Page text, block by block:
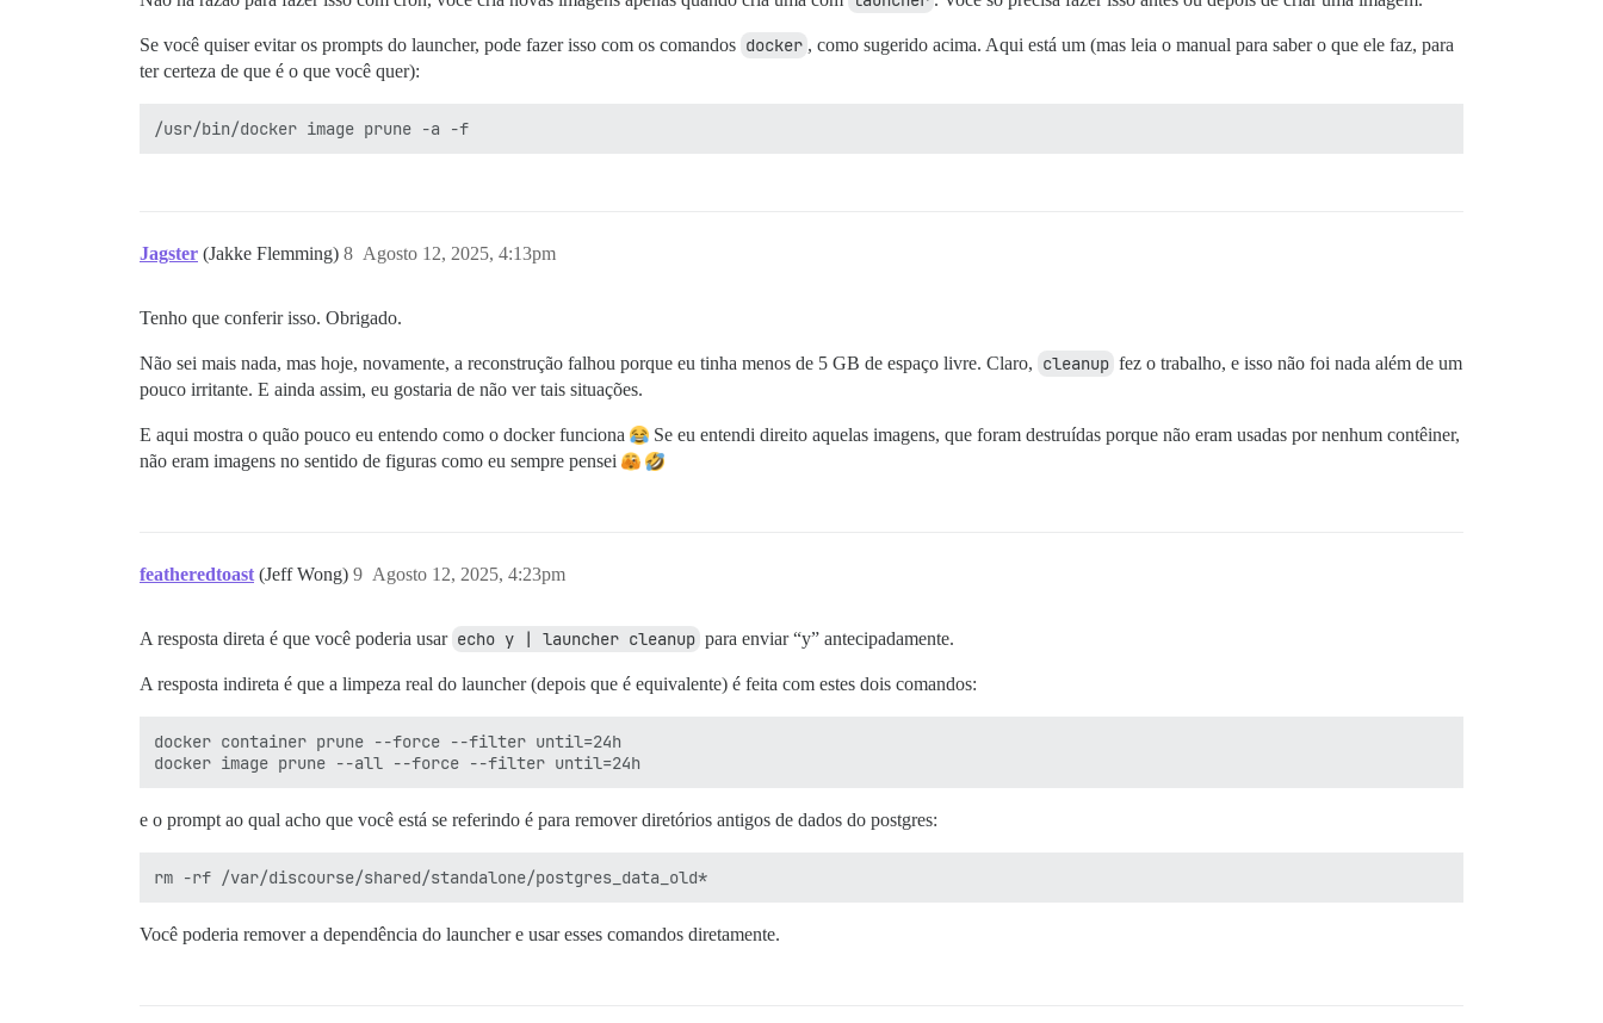
Se você quiser evitar os prompts do launcher, pode fazer isso com os comandos docker , como sugerido acima. Aqui está um (mas leia o manual para saber o que ele faz, para
ter certeza de que é o que você quer):
Jagster (Jakke Flemming) Agosto 12, 2025, 4:13pm
8
Tenho que conferir isso. Obrigado.
Não sei mais nada, mas hoje, novamente, a reconstrução falhou porque eu tinha menos de 5 GB de espaço livre. Claro, cleanup fez o trabalho, e isso não foi nada além de um
pouco irritante. E ainda assim, eu gostaria de não ver tais situações.
E aqui mostra o quão pouco eu entendo como o docker funciona
Se eu entendi direito aquelas imagens, que foram destruídas porque não eram usadas por nenhum contêiner,
não eram imagens no sentido de figuras como eu sempre pensei
featheredtoast (Jeff Wong) Agosto 12, 2025, 4:23pm
9
A resposta direta é que você poderia usar echo y | launcher cleanup para enviar “y” antecipadamente.
A resposta indireta é que a limpeza real do launcher (depois que é equivalente) é feita com estes dois comandos:
docker container prune --force --filter until=24h
e o prompt ao qual acho que você está se referindo é para remover diretórios antigos de dados do postgres:
Você poderia remover a dependência do launcher e usar esses comandos diretamente.